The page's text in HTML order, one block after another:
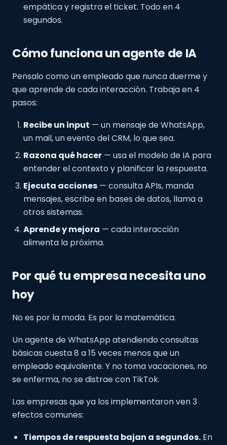
empática y registra el ticket. Todo en 4
segundos.
Cómo funciona un agente de IA
Pensalo como un empleado que nunca duerme y
que aprende de cada interacción. Trabaja en 4
pasos:
Recibe un input — un mensaje de WhatsApp,
un mail, un evento del CRM, lo que sea.
Razona qué hacer — usa el modelo de IA para
entender el contexto y planificar la respuesta.
Ejecuta acciones — consulta APIs, manda
mensajes, escribe en bases de datos, llama a
otros sistemas.
Aprende y mejora — cada interacción
alimenta la próxima.
Por qué tu empresa necesita uno
hoy
No es por la moda. Es por la matemática.
Un agente de WhatsApp atendiendo consultas
básicas cuesta 8 a 15 veces menos que un
empleado equivalente. Y no toma vacaciones, no
se enferma, no se distrae con TikTok.
Las empresas que ya los implementaron ven 3
efectos comunes:
Tiempos de respuesta bajan a segundos. En